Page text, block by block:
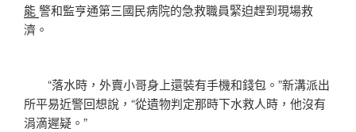
能 警和監亨通第三國民病院的急救職員緊迫趕到現場救
濟。
“落水時，外賣小哥身上還裝有手機和錢包。”新溝派出
所平易近警回想說，“從遺物判定那時下水救人時，他沒有
涓滴遲疑。”